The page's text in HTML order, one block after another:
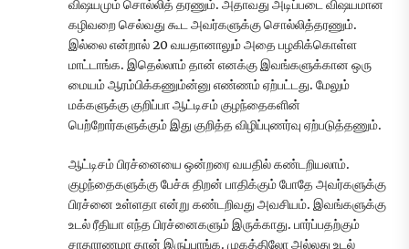
விஷயமும் சொல்லித் தரணும். அதாவது அடிப்படை விஷயமான
கழிவறை செல்வது கூட அவர்களுக்கு சொல்லித்தரணும்.
இல்லை என்றால் 20 வயதானாலும் அதை பழகிக்கொள்ள
மாட்டாங்க. இதெல்லாம் தான் எனக்கு இவங்களுக்கான ஒரு
மையம் ஆரம்பிக்கணும்ன்னு எண்ணம் ஏற்பட்டது. மேலும்
மக்களுக்கு குறிப்பா ஆட்டிசம் குழந்தைகளின்
பெற்றோர்களுக்கும் இது குறித்த விழிப்புணர்வு ஏற்படுத்தணும்.
ஆட்டிசம் பிரச்னையை ஒன்றரை வயதில் கண்டறியலாம்.
குழந்தைகளுக்கு பேச்சு திறன் பாதிக்கும் போதே அவர்களுக்கு
பிரச்னை உள்ளதா என்று கண்டறிவது அவசியம். இவங்களுக்கு
உடல் ரீதியா எந்த பிரச்னைகளும் இருக்காது. பார்ப்பதற்கும்
சாதாரணமா தான் இருப்பாங்க. முகத்திலோ அல்லது உடல்